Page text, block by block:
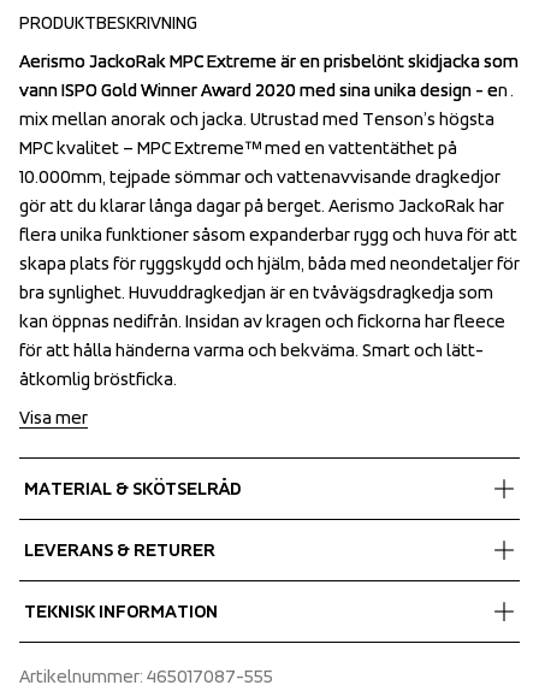
PRODUKTBESKRIVNING
Aerismo JackoRak MPC Extreme är en prisbelönt skidjacka som
vann ISPO Gold Winner Award 2020 med sina unika design - en
mix mellan anorak och jacka. Utrustad med Tenson’s högsta
MPC kvalitet – MPC Extreme™ med en vattentäthet på
10.000mm, tejpade sömmar och vattenavvisande dragkedjor
gör att du klarar långa dagar på berget. Aerismo JackoRak har
flera unika funktioner såsom expanderbar rygg och huva för att
skapa plats för ryggskydd och hjälm, båda med neondetaljer för
bra synlighet. Huvuddragkedjan är en tvåvägsdragkedja som
kan öppnas nedifrån. Insidan av kragen och fickorna har fleece
för att hålla händerna varma och bekväma. Smart och lätt-
åtkomlig bröstficka.
Aerismo JackoRak MPC Extreme är en prisbelönt skidjacka som
vann ISPO Gold Winner Award 2020 med sina unika design - en
mix mellan anorak och jacka. Utrustad med Tenson’s högsta
MPC kvalitet – MPC Extreme™ med en vattentäthet på
10.000mm, tejpade sömmar och vattenavvisande dragkedjor
gör att du klarar långa dagar på berget. Aerismo JackoRak har
flera unika funktioner såsom expanderbar rygg och huva för att
skapa plats för ryggskydd och hjälm, båda med neondetaljer för
bra synlighet. Huvuddragkedjan är en tvåvägsdragkedja som
kan öppnas nedifrån. Insidan av kragen och fickorna har fleece
för att hålla händerna varma och bekväma. Smart och lätt-
åtkomlig bröstficka.
Visa mer
MATERIAL & SKÖTSELRÅD
Shell fabric 1
Lining
100% Polyester
Insulation
LEVERANS & RETURER
Vi skickar med Postnord som levererar under dagtid.
TEKNISK INFORMATION
Adjustable cuffs
Artikelnummer: 465017087-555